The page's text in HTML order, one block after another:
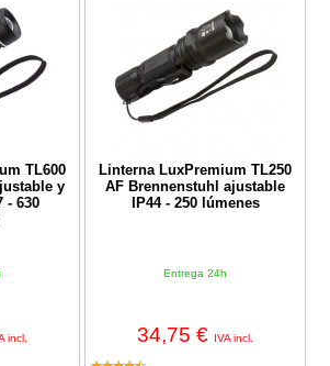
TL600
y
- 630
incl.
Linterna LuxPremium TL250
AF Brennenstuhl ajustable
IP44 - 250 lúmenes
Entrega 24h
34,75 € IVA incl.